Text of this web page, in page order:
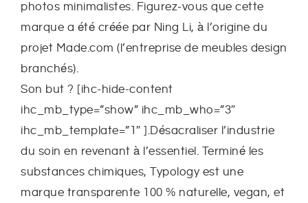
photos minimalistes. Figurez-vous que cette
marque a été créée par Ning Li, à l’origine du
projet Made.com (l’entreprise de meubles design
branchés).
Son but ? [ihc-hide-content
ihc_mb_type=”show” ihc_mb_who=”3″
ihc_mb_template=”1″ ].Désacraliser l’industrie
du soin en revenant à l’essentiel. Terminé les
substances chimiques, Typology est une
marque transparente 100 % naturelle, vegan, et